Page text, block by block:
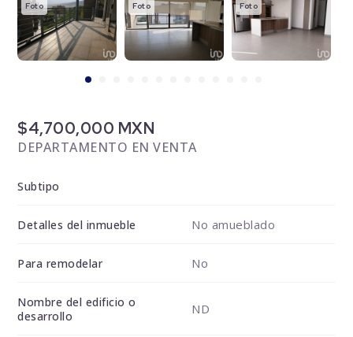
Foto Foto Foto
$4,700,000 MXN
DEPARTAMENTO EN VENTA
Subtipo
Detalles del inmueble No amueblado
Para remodelar No
Nombre del edificio o
desarrollo
ND